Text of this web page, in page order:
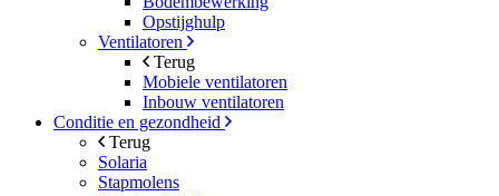
Opstijghulp
Ventilatoren
Terug
Mobiele ventilatoren
Inbouw ventilatoren
Conditie en gezondheid
Terug
Solaria
Stapmolens